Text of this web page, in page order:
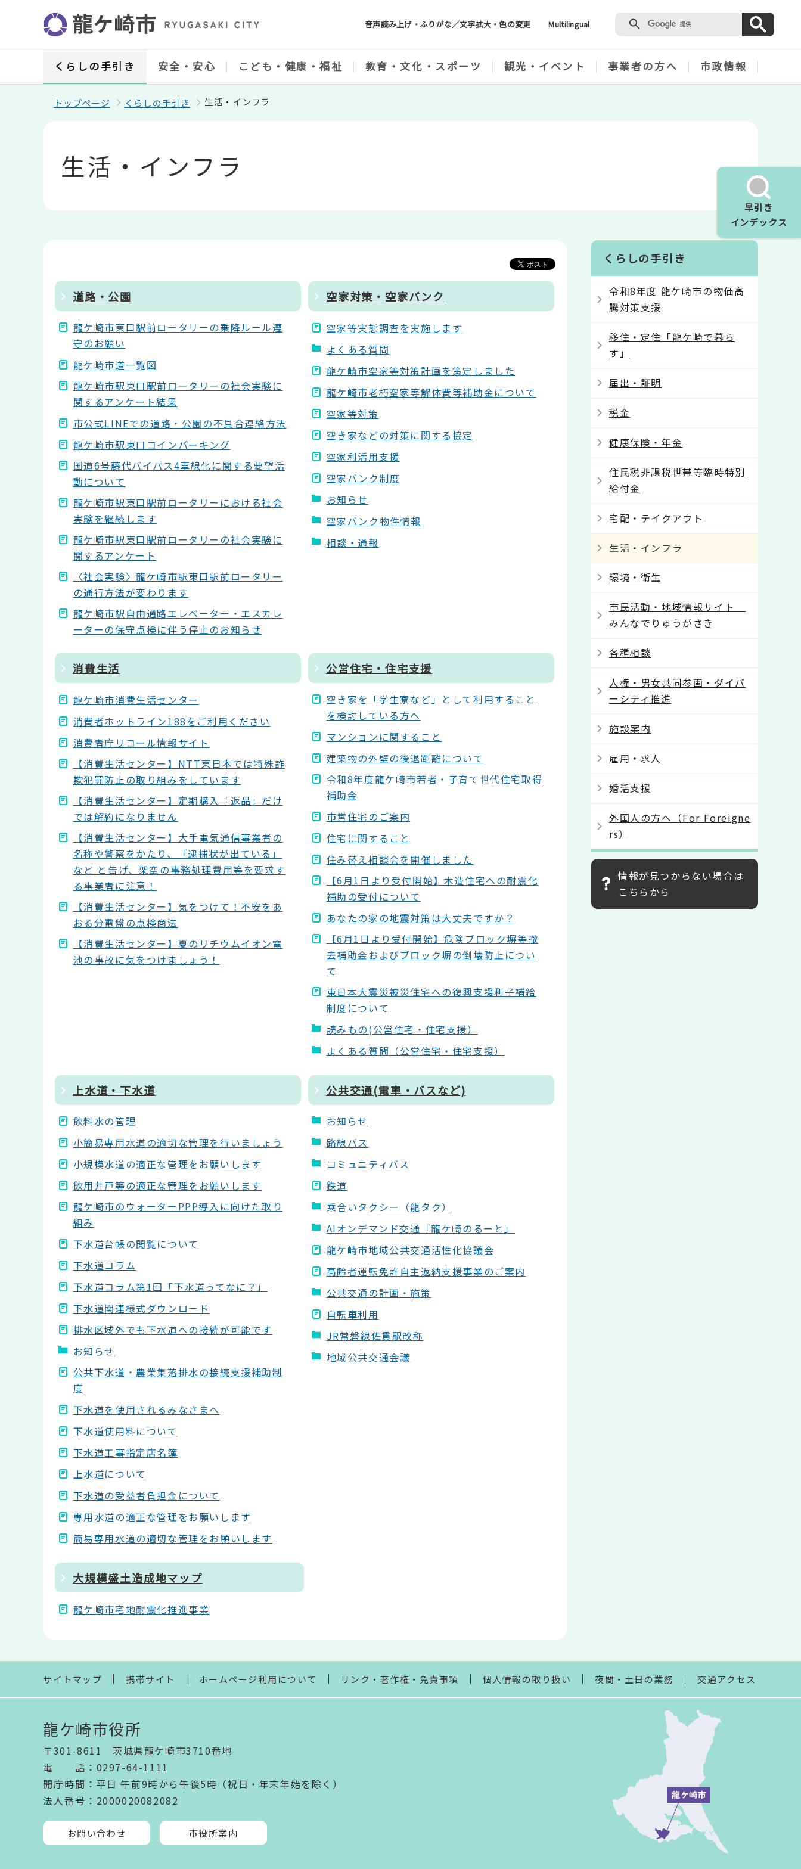
ジ
音声読み上げ・ふりがな／文字拡大・色の変更 Multilingual
早引き
インデックス
くらしの手引き 安全・安心 こども・健康・福祉 教育・文化・スポーツ 観光・イベント 事業者の方へ 市政情報
トップページ くらしの手引き 生活・インフラ
生活・インフラ
道路・公園
龍ケ崎市東口駅前ロータリーの乗降ルール遵
守のお願い
龍ケ崎市道一覧図
龍ケ崎市駅東口駅前ロータリーの社会実験に
関するアンケート結果
市公式LINEでの道路・公園の不具合連絡方法
龍ケ崎市駅東口コインパーキング
国道6号藤代バイパス4車線化に関する要望活
動について
龍ケ崎市駅東口駅前ロータリーにおける社会
実験を継続します
龍ケ崎市駅東口駅前ロータリーの社会実験に
関するアンケート
〈社会実験〉龍ケ崎市駅東口駅前ロータリー
の通行方法が変わります
龍ケ崎市駅自由通路エレベーター・エスカレ
ーターの保守点検に伴う停止のお知らせ
空家対策・空家バンク
空家等実態調査を実施します
よくある質問
龍ケ崎市空家等対策計画を策定しました
龍ケ崎市老朽空家等解体費等補助金について
空家等対策
空き家などの対策に関する協定
空家利活用支援
空家バンク制度
お知らせ
空家バンク物件情報
相談・通報
消費生活
龍ケ崎市消費生活センター
消費者ホットライン188をご利用ください
消費者庁リコール情報サイト
【消費生活センター】NTT東日本では特殊詐
欺犯罪防止の取り組みをしています
【消費生活センター】定期購入「返品」だけ
では解約になりません
【消費生活センター】大手電気通信事業者の
名称や警察をかたり、「逮捕状が出ている」
など と告げ、架空の事務処理費用等を要求す
る事業者に注意！
【消費生活センター】気をつけて！不安をあ
おる分電盤の点検商法
【消費生活センター】夏のリチウムイオン電
池の事故に気をつけましょう！
公営住宅・住宅支援
空き家を「学生寮など」として利用すること
を検討している方へ
マンションに関すること
建築物の外壁の後退距離について
令和8年度龍ケ崎市若者・子育て世代住宅取得
補助金
市営住宅のご案内
住宅に関すること
住み替え相談会を開催しました
【6月1日より受付開始】木造住宅への耐震化
補助の受付について
あなたの家の地震対策は大丈夫ですか？
【6月1日より受付開始】危険ブロック塀等撤
去補助金およびブロック塀の倒壊防止につい
て
東日本大震災被災住宅への復興支援利子補給
制度について
読みもの(公営住宅・住宅支援）
よくある質問（公営住宅・住宅支援）
上水道・下水道
飲料水の管理
小簡易専用水道の適切な管理を行いましょう
小規模水道の適正な管理をお願いします
飲用井戸等の適正な管理をお願いします
龍ケ崎市のウォーターPPP導入に向けた取り
組み
下水道台帳の閲覧について
下水道コラム
下水道コラム第1回「下水道ってなに？」
下水道関連様式ダウンロード
排水区域外でも下水道への接続が可能です
お知らせ
公共下水道・農業集落排水の接続支援補助制
度
下水道を使用されるみなさまへ
下水道使用料について
下水道工事指定店名簿
上水道について
下水道の受益者負担金について
専用水道の適正な管理をお願いします
簡易専用水道の適切な管理をお願いします
公共交通(電車・バスなど)
お知らせ
路線バス
コミュニティバス
鉄道
乗合いタクシー（龍タク）
AIオンデマンド交通「龍ケ崎のるーと」
龍ケ崎市地域公共交通活性化協議会
高齢者運転免許自主返納支援事業のご案内
公共交通の計画・施策
自転車利用
JR常磐線佐貫駅改称
地域公共交通会議
大規模盛土造成地マップ
龍ケ崎市宅地耐震化推進事業
ま
くらしの手引き
令和8年度 龍ケ崎市の物価高
騰対策支援
移住・定住「龍ケ崎で暮ら
す」
届出・証明
税金
健康保険・年金
住民税非課税世帯等臨時特別
給付金
宅配・テイクアウト
生活・インフラ
環境・衛生
市民活動・地域情報サイト
みんなでりゅうがさき
各種相談
人権・男女共同参画・ダイバ
ーシティ推進
施設案内
雇用・求人
婚活支援
外国人の方へ（For Foreigne
rs）
情報が見つからない場合は
こちらから
サイトマップ 携帯サイト ホームページ利用について リンク・著作権・免責事項 個人情報の取り扱い 夜間・土日の業務 交通アクセス
龍ケ崎市役所
〒301-8611 茨城県龍ケ崎市3710番地
電話 ： 0297-64-1111
開庁時間 ： 平日 午前9時から午後5時（祝日・年末年始を除く）
法人番号 ：2000020082082
お問い合わせ 市役所案内